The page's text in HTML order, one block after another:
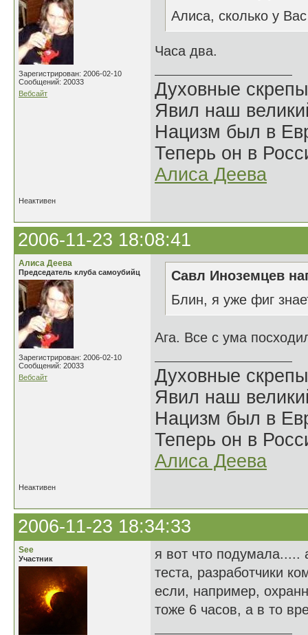
Зарегистрирован: 2006-02-10
Сообщений: 20033
Вебсайт
Алиса, сколько у
Часа два.
Духовные
Явил наш
Нацизм был в
Теперь он в
Алиса Деева
Неактивен
2006-11-23 18:08:41
Алиса Деева
Председатель клуба самоубийц
Зарегистрирован: 2006-02-10
Сообщений: 20033
Вебсайт
Савл Иноземцев
Блин, я уже фиг
Ага. Все с ума
Духовные
Явил наш
Нацизм был в
Теперь он в
Алиса Деева
Неактивен
2006-11-23 18:34:33
See
Участник
я вот что подумала.....
теста, разработчики
если, например,
тоже 6 часов, а в то